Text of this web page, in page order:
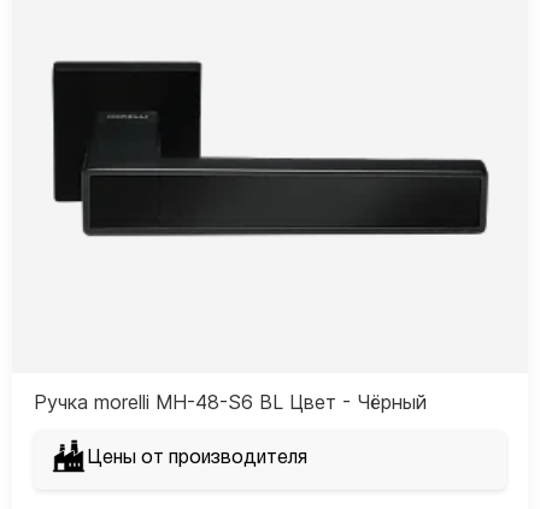
Ручка morelli MH-48-S6 BL Цвет - Чёрный
Цены от производителя